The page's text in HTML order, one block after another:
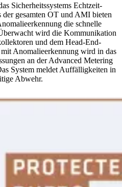
Sicherheitssystems Echtzeit-
der gesamten OT und AMI bieten
die schnelle
wird die Kommunikation
und dem Head-End-
Anomalieerkennung wird in das
an der Advanced Metering
System meldet Auffälligkeiten in
Abwehr.